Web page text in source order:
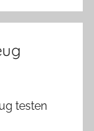
testen